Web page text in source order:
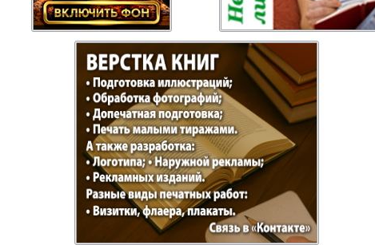
Русский Баден-
Вюртемберг
Семейная газета Слово и
Торговый Центр